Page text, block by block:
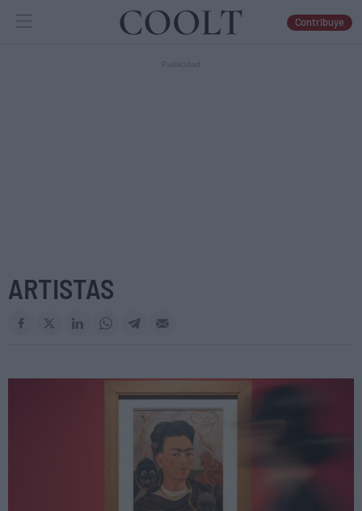
IDEAS
Contribuye
ARTISTAS